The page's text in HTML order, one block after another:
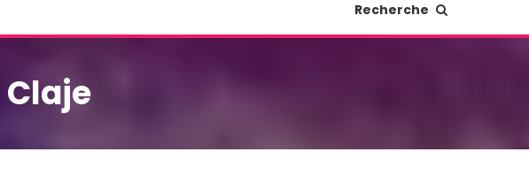
Recherche
Claje